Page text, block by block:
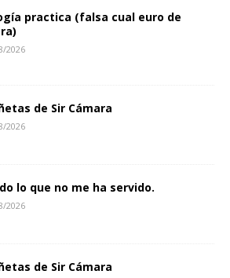
practica (falsa cual euro de
2026
de Sir Cámara
2026
lo que no me ha servido.
2026
de Sir Cámara